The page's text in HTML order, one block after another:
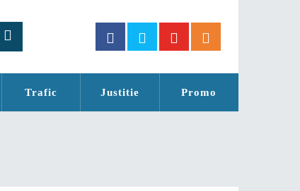
Trafic Justitie Promo